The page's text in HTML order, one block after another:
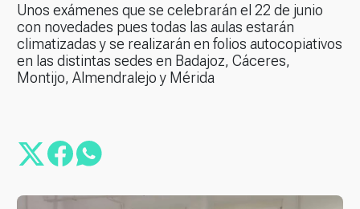
Unos exámenes que se celebrarán el 22 de junio
con novedades pues todas las aulas estarán
climatizadas y se realizarán en folios autocopiativos
en las distintas sedes en Badajoz, Cáceres,
Montijo, Almendralejo y Mérida